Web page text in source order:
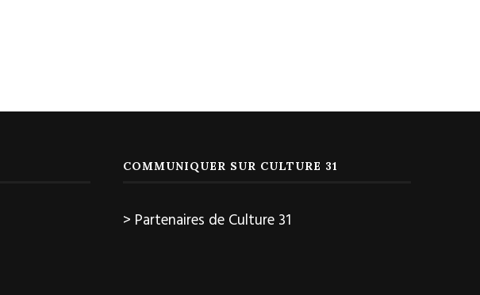
COMMUNIQUER SUR CULTURE 31
> Partenaires de Culture 31